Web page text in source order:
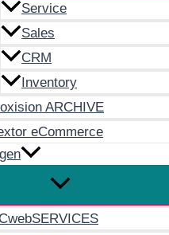
Service
Sales
CRM
Inventory
ARCHIVE
eCommerce